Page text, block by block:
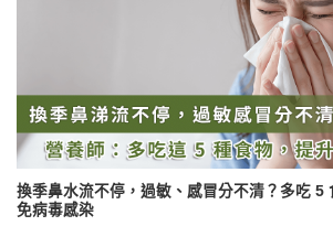
換季鼻水流不停，過敏、感冒分不清？多吃 5
免病毒感染